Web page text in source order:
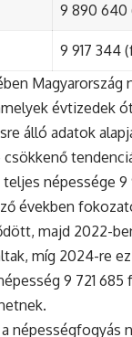
9 890 640
9 917 344
évtizedek
álló adatok
csökkenő
népessége
években
majd 2022-
míg 2024-re
9 721
népességfogyás